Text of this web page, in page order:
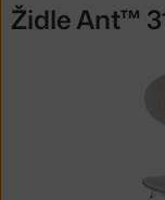
Židle Ant™